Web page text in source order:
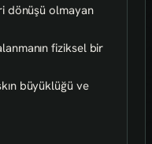
dönüşü olmayan
fiziksel bir
büyüklüğü ve